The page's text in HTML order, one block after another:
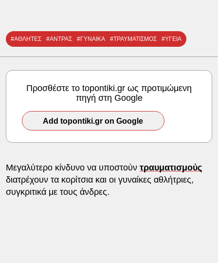
#ΑΘΛΗΤΕΣ #ΑΝΤΡΑΣ #ΓΥΝΑΙΚΑ #ΤΡΑΥΜΑΤΙΣΜΟΣ #ΥΓΕΙΑ
Προσθέστε το topontiki.gr ως προτιμώμενη
πηγή στη Google
Add topontiki.gr on Google
Μεγαλύτερο κίνδυνο να υποστούν τραυματισμούς
διατρέχουν τα κορίτσια και οι γυναίκες αθλήτριες,
συγκριτικά με τους άνδρες.